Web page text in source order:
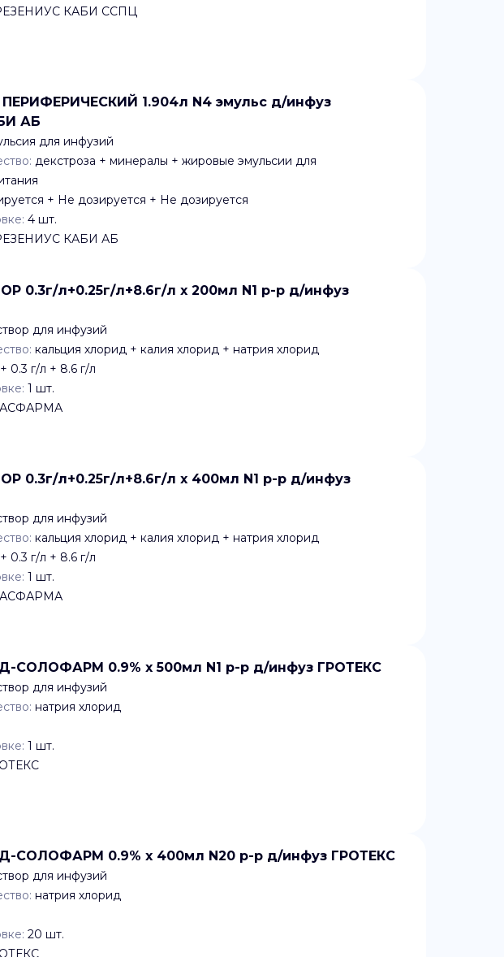
КАБИ ССПЦ
1.904л N4 эмульс д/инфуз
АБ
для инфузий
декстроза + минералы + жировые эмульсии для
+ Не дозируется + Не дозируется
4 шт.
КАБИ АБ
0.3г/л+0.25г/л+8.6г/л x 200мл N1 р-р д/инфуз
для инфузий
кальция хлорид + калия хлорид + натрия хлорид
0.3 г/л + 8.6 г/л
1 шт.
0.3г/л+0.25г/л+8.6г/л x 400мл N1 р-р д/инфуз
для инфузий
кальция хлорид + калия хлорид + натрия хлорид
0.3 г/л + 8.6 г/л
1 шт.
СОЛОФАРМ 0.9% x 500мл N1 р-р д/инфуз ГРОТЕКС
для инфузий
натрия хлорид
1 шт.
СОЛОФАРМ 0.9% x 400мл N20 р-р д/инфуз ГРОТЕКС
для инфузий
натрия хлорид
20 шт.